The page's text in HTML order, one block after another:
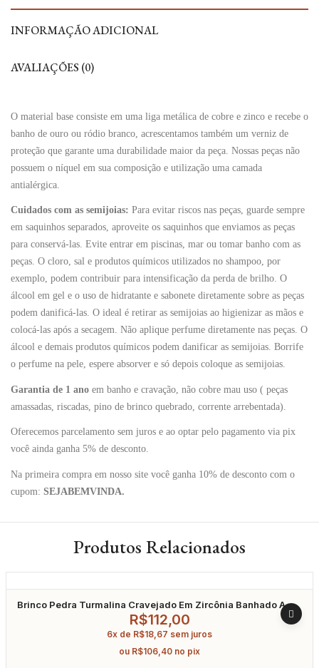
INFORMAÇÃO ADICIONAL
AVALIAÇÕES (0)
O material base consiste em uma liga metálica de cobre e zinco e recebe o
banho de ouro ou ródio branco, acrescentamos também um verniz de
proteção que garante uma durabilidade maior da peça. Nossas peças não
possuem o níquel em sua composição e utilização uma camada
antialérgica.
Cuidados com as semijoias: Para evitar riscos nas peças, guarde sempre
em saquinhos separados, aproveite os saquinhos que enviamos as peças
para conservá-las. Evite entrar em piscinas, mar ou tomar banho com as
peças. O cloro, sal e produtos químicos utilizados no shampoo, por
exemplo, podem contribuir para intensificação da perda de brilho. O
álcool em gel e o uso de hidratante e sabonete diretamente sobre as peças
podem danificá-las. O ideal é retirar as semijoias ao higienizar as mãos e
colocá-las após a secagem. Não aplique perfume diretamente nas peças. O
álcool e demais produtos químicos podem danificar as semijoias. Borrife
o perfume na pele, espere absorver e só depois coloque as semijoias.
Garantia de 1 ano em banho e cravação, não cobre mau uso ( peças
amassadas, riscadas, pino de brinco quebrado, corrente arrebentada).
Oferecemos parcelamento sem juros e ao optar pelo pagamento via pix
você ainda ganha 5% de desconto.
Na primeira compra em nosso site você ganha 10% de desconto com o
cupom: SEJABEMVINDA.
Produtos Relacionados
Brinco Pedra Turmalina Cravejado Em Zircônia Banhado A
R$112,00
6x de R$18,67 sem juros
ou R$106,40 no pix